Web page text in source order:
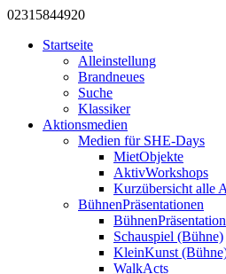
0231 5844920
Startseite
Alleinstellung
Brandneues
Suche
Klassiker
Aktionsmedien
Medien für SHE-Days
MietObjekte
AktivWorkshops
Kurzübersicht alle
BühnenPräsentationen
Schauspiel (Bühne)
KleinKunst
WalkActs